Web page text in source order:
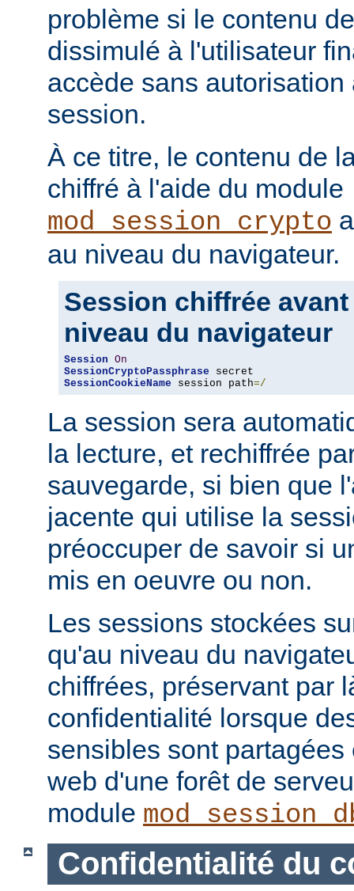
problème si le contenu
dissimulé à l'utilisateur
accède sans
session.
À ce titre, le contenu de
chiffré à l'aide du module
mod_session_crypto
au niveau du navigateur.
Session chiffrée
niveau du navigateur
Session On
SessionCryptoPassphrase
SessionCookieName session path=/
La session sera
la lecture, et rechiffrée
sauvegarde, si bien que
jacente qui utilise la
préoccuper de savoir si
mis en oeuvre ou non.
Les sessions stockées
qu'au niveau du
chiffrées, préservant par
confidentialité lorsque
sensibles sont
web d'une forêt de
module
Confidentialité du